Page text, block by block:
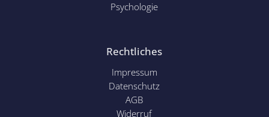
Psychologie
Rechtliches
Impressum
Datenschutz
AGB
Widerruf